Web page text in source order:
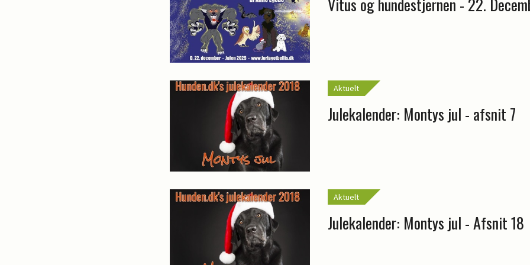
Aktuelt
Julekalender: Montys jul - afsnit 7
Aktuelt
Julekalender: Montys jul - Afsnit 18